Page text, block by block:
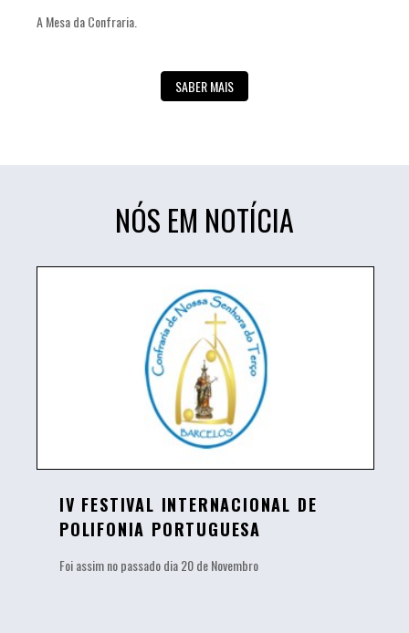
A Mesa da Confraria.
SABER MAIS
NÓS EM NOTÍCIA
IV FESTIVAL INTERNACIONAL DE
POLIFONIA PORTUGUESA
Foi assim no passado dia 20 de Novembro